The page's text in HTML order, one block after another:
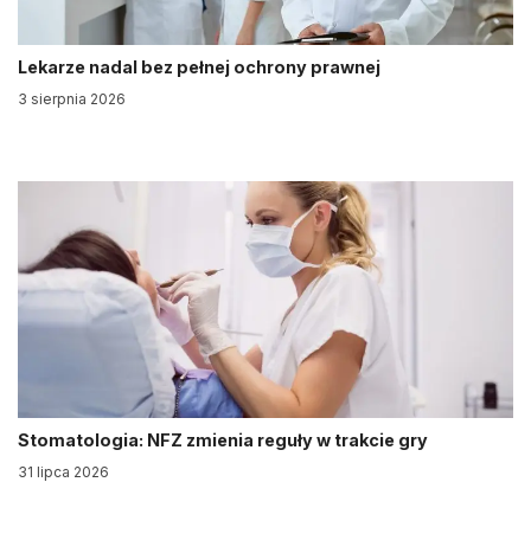
Lekarze nadal bez pełnej ochrony prawnej
3 sierpnia 2026
Stomatologia: NFZ zmienia reguły w trakcie gry
31 lipca 2026